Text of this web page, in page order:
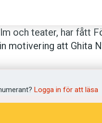
och teater, har fått
motivering att Ghita
viljan, Pensionat
gav henne en
Logga in för att läsa